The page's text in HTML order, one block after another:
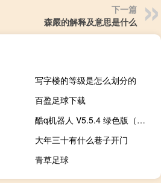
下一篇
森嚴的解释及意思是什么
写字楼的等级是怎么划分的
百盈足球下载
酷q机器人 V5.5.4 绿色版（酷q机器人 V5.5.4 绿色版功能简介）
大年三十有什么巷子开门
青草足球